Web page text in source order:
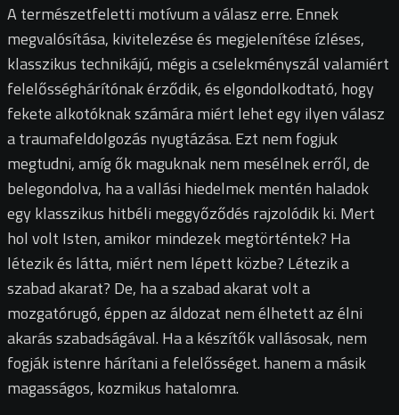
A természetfeletti motívum a válasz erre. Ennek
megvalósítása, kivitelezése és megjelenítése ízléses,
klasszikus technikájú, mégis a cselekményszál valamiért
felelősséghárítónak érződik, és elgondolkodtató, hogy
fekete alkotóknak számára miért lehet egy ilyen válasz
a traumafeldolgozás nyugtázása. Ezt nem fogjuk
megtudni, amíg ők maguknak nem mesélnek erről, de
belegondolva, ha a vallási hiedelmek mentén haladok
egy klasszikus hitbéli meggyőződés rajzolódik ki. Mert
hol volt Isten, amikor mindezek megtörténtek? Ha
létezik és látta, miért nem lépett közbe? Létezik a
szabad akarat? De, ha a szabad akarat volt a
mozgatórugó, éppen az áldozat nem élhetett az élni
akarás szabadságával. Ha a készítők vallásosak, nem
fogják istenre hárítani a felelősséget. hanem a másik
magasságos, kozmikus hatalomra.